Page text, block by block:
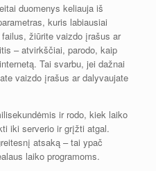
duomenys keliauja iš
kuris labiausiai
žiūrite vaizdo įrašus ar
– atvirkščiai, parodo, kaip
Tai svarbu, jei dažnai
vaizdo įrašus ar dalyvaujate
ir rodo, kiek laiko
iki serverio ir grįžti atgal.
atsaką – tai ypač
laiko programoms.